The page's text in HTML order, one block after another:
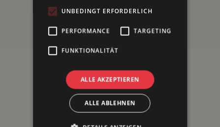
Burger & Sandwich
Probier's aus: Senf-Honig-
Hähnchen
Verfeinere deine Mahlzeiten mit Senf-Honig-Hähnchen.
UNBEDINGT ERFORDERLICH
PERFORMANCE TARGETING
FUNKTIONALITÄT
ALLE AKZEPTIEREN
ALLE ABLEHNEN